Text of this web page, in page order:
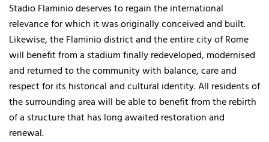
Stadio Flaminio deserves to regain the international
relevance for which it was originally conceived and built.
Likewise, the Flaminio district and the entire city of Rome
will benefit from a stadium finally redeveloped, modernised
and returned to the community with balance, care and
respect for its historical and cultural identity. All residents of
the surrounding area will be able to benefit from the rebirth
of a structure that has long awaited restoration and
renewal.